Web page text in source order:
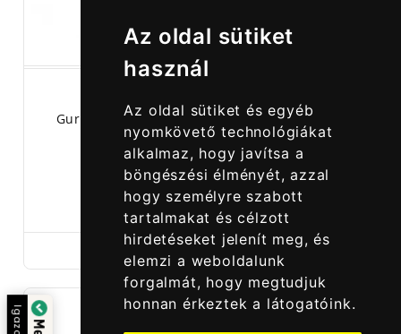
Az oldal sütiket
használ
Az oldal sütiket és egyéb
nyomkövető technológiákat
alkalmaz, hogy javítsa a
böngészési élményét, azzal
hogy személyre szabott
tartalmakat és célzott
hirdetéseket jelenít meg, és
elemzi a weboldalunk
forgalmát, hogy megtudjuk
honnan érkeztek a látogatóink.
Guru A-Class 6000D Távdobó Feeder Orsó –
Distance Feeder
33 990,00 Ft 28 990,00 Ft